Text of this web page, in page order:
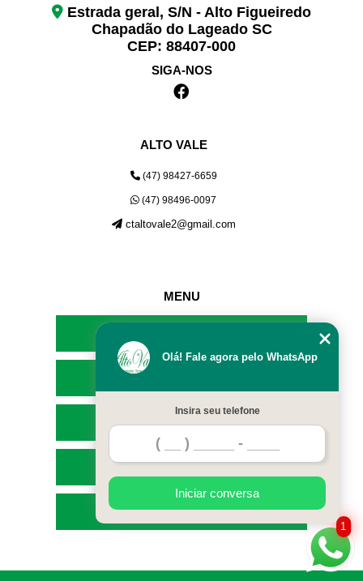
Estrada geral, S/N - Alto Figueiredo
Chapadão do Lageado SC
CEP: 88407-000
SIGA-NOS
ALTO VALE
(47) 98427-6659
(47) 98496-0097
ctaltovale2@gmail.com
MENU
SERVIÇOS
MAPA DO SITE
1
Olá! Fale agora pelo WhatsApp
Insira seu telefone
Iniciar conversa